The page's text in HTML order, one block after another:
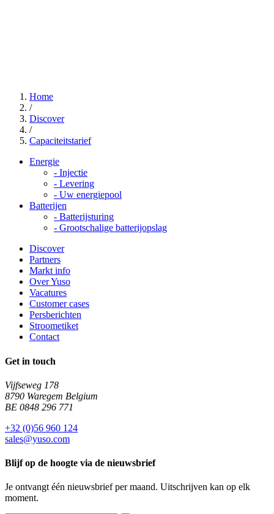
Home
/
Discover
/
Capaciteitstarief
Energie
- Injectie
- Levering
- Uw energiepool
Batterijen
- Batterijsturing
- Grootschalige batterijopslag
Discover
Partners
Markt info
Over Yuso
Vacatures
Customer cases
Persberichten
Stroometiket
Contact
Get in touch
Vijfseweg 178
8790 Waregem Belgium
BE 0848 296 771
+32 (0)56 960 124
sales@yuso.com
Blijf op de hoogte via de nieuwsbrief
Je ontvangt één nieuwsbrief per maand. Uitschrijven kan op elk
moment.